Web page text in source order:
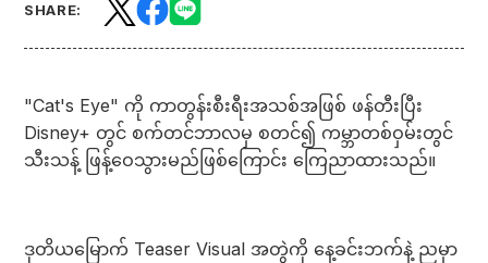
SHARE:
"Cat's Eye" ကို ကာတွန်းစီးရီးအသစ်အဖြစ် ဖန်တီးပြီး
Disney+ တွင် စက်တင်ဘာလမှ စတင်၍ ကမ္ဘာတစ်ဝှမ်းတွင်
သီးသန့် ဖြန့်ဝေသွားမည်ဖြစ်ကြောင်း ကြေညာထားသည်။
ဒုတိယမြောက် Teaser Visual အတွဲကို နေ့ခင်းဘက်နဲ့ ညမှာ